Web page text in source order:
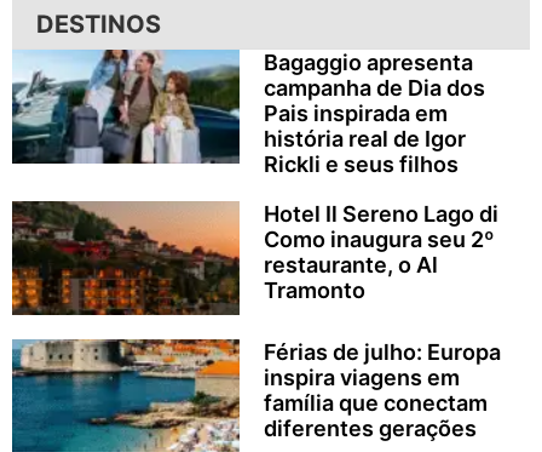
DESTINOS
Bagaggio apresenta
campanha de Dia dos
Pais inspirada em
história real de Igor
Rickli e seus filhos
Hotel Il Sereno Lago di
Como inaugura seu 2º
restaurante, o Al
Tramonto
Férias de julho: Europa
inspira viagens em
família que conectam
diferentes gerações